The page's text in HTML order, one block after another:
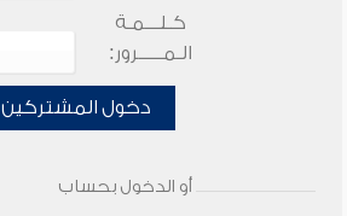
كـلـــمـة
الـمـــــرور:
دخول المشتركين
أو الدخول بحساب